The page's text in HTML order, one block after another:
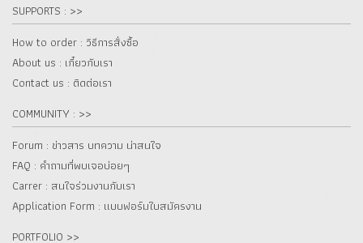
SUPPORTS : >>
How to order : วิธีการสั่งซื้อ
About us : เกี๋ยวกับเรา
Contact us : ติดต่อเรา
COMMUNITY : >>
Forum : ข่าวสาร บทความ น่าสนใจ
FAQ : คำถามที่พบเจอบ่อยๆ
Carrer : สนใจร่วมงานกับเรา
Application Form : แบบฟอร์มใบสมัครงาน
PORTFOLIO >>